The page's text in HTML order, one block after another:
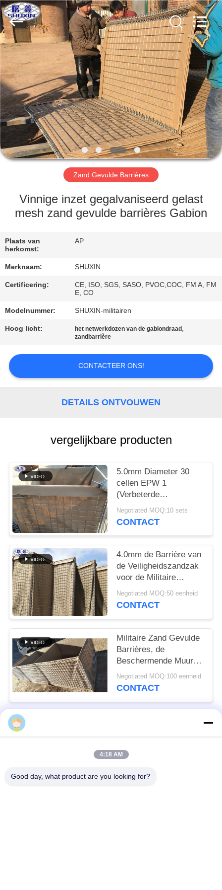
THUIS
PRODUCTEN
OVER
ONS
FABRIEKSTOCHT
KWALITEITSCONTROLE
CONTACT
ONS
OP
NIEUWS
OFFERTE
AANVRAGEN
SITEMAP
PRIVACYBELEID
Wire
Mesh
Co.,
Ltd..
All
Rights
Reserved.
Zand Gevulde Barrières
Vinnige inzet gegalvaniseerd gelast
mesh zand gevulde barrières Gabion
Plaats van
herkomst:
AP
Merknaam: SHUXIN
Certificering:
CE, ISO, SGS, SASO, PVOC,COC, FM A, FM
E, CO
Modelnummer: SHUXIN-militairen
Hoog licht: het netwerkdozen van de gabiondraad ,
zandbarrière
CONTACTEER ONS!
DETAILS ONTVOUWEN
vergelijkbare producten
5.0mm Diameter 30
cellen EPW 1
(Verbeterde
Beschermende Muur)
de
Negotiated MOQ:10 sets
CONTACT
4.0mm de Barrière van
de Veiligheidszandzak
voor de Militaire
Technologie van het
Vestingwerklassen
Negotiated MOQ:50 eenheid
CONTACT
Militaire Zand Gevulde
Barrières, de
Beschermende Muur
van de
Perimeterveiligheid
Negotiated MOQ:100 eenheid
CONTACT
4:18 AM
Good day, what product are you looking for?